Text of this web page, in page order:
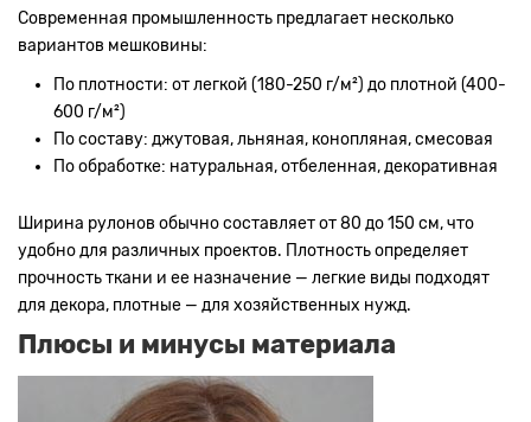
Современная промышленность предлагает несколько
вариантов мешковины:
По плотности: от легкой (180-250 г/м²) до плотной (400-
600 г/м²)
По составу: джутовая, льняная, конопляная, смесовая
По обработке: натуральная, отбеленная, декоративная
Ширина рулонов обычно составляет от 80 до 150 см, что
удобно для различных проектов. Плотность определяет
прочность ткани и ее назначение — легкие виды подходят
для декора, плотные — для хозяйственных нужд.
Плюсы и минусы материала